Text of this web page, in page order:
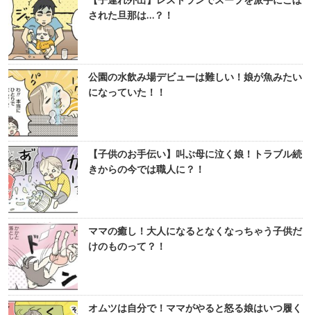
された旦那は…？！
公園の水飲み場デビューは難しい！娘が魚みたい
になっていた！！
【子供のお手伝い】叫ぶ母に泣く娘！トラブル続
きからの今では職人に？！
ママの癒し！大人になるとなくなっちゃう子供だ
けのものって？！
オムツは自分で！ママがやると怒る娘はいつ履く